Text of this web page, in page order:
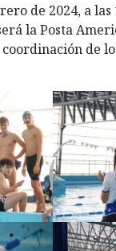
de 2024, a las
la Posta
de